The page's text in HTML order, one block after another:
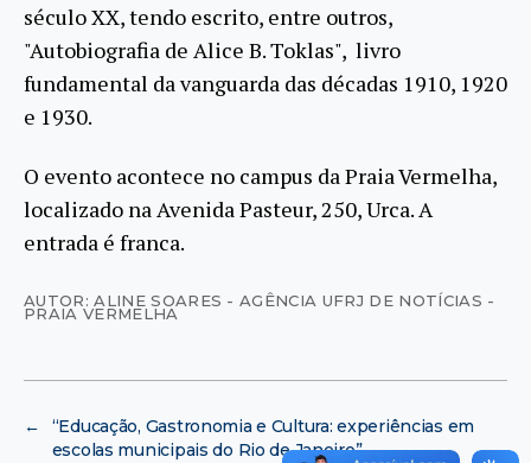
século XX, tendo escrito, entre outros,
"Autobiografia de Alice B. Toklas", livro
fundamental da vanguarda das décadas 1910, 1920
e 1930.
O evento acontece no campus da Praia Vermelha,
localizado na Avenida Pasteur, 250, Urca. A
entrada é franca.
AUTOR: ALINE SOARES - AGÊNCIA UFRJ DE NOTÍCIAS -
PRAIA VERMELHA
←
“Educação, Gastronomia e Cultura: experiências em
escolas municipais do Rio de Janeiro”